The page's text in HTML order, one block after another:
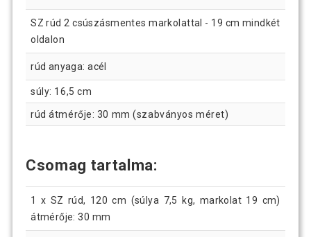
SZ rúd 2 csúszásmentes markolattal - 19 cm mindkét
oldalon
rúd anyaga: acél
súly: 16,5 cm
rúd átmérője: 30 mm (szabványos méret)
Csomag tartalma:
1 x SZ rúd, 120 cm (súlya 7,5 kg, markolat 19 cm)
átmérője: 30 mm